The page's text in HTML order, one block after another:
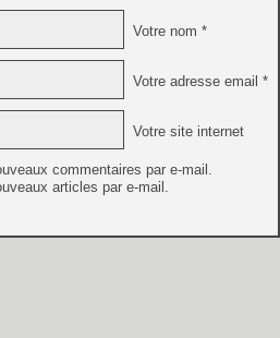
Votre nom *
Votre adresse email *
Votre site internet
commentaires par e-mail.
articles par e-mail.